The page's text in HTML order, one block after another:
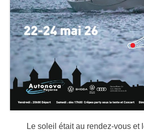
Le soleil était au rendez-vous et